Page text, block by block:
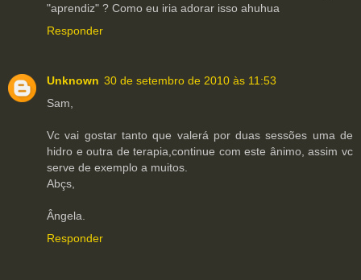
"aprendiz" ? Como eu iria adorar isso ahuhua
Responder
Unknown 30 de setembro de 2010 às 11:53
Sam,
Vc vai gostar tanto que valerá por duas sessões uma de
hidro e outra de terapia,continue com este ânimo, assim vc
serve de exemplo a muitos.
Abçs,
Ângela.
Responder